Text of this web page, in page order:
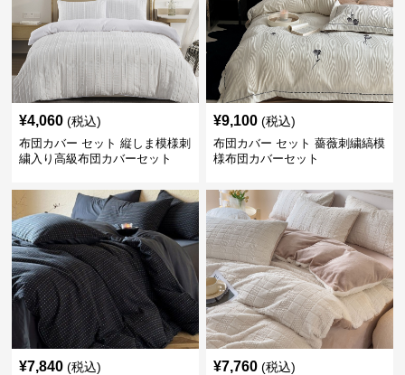
¥4,060 (税込)
布団カバー セット 縦しま模様刺
繍入り高級布団カバーセット
¥9,100 (税込)
布団カバー セット 薔薇刺繍縞模
様布団カバーセット
¥7,840 (税込) ¥7,760 (税込)